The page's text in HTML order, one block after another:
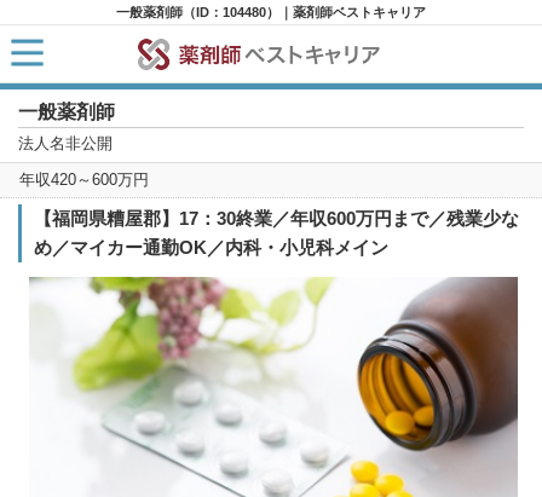
一般薬剤師（ID：104480）｜薬剤師ベストキャリア
一般薬剤師
法人名非公開
年収420～600万円
【福岡県糟屋郡】17：30終業／年収600万円まで／残業少な
め／マイカー通勤OK／内科・小児科メイン
HOME
求人検索
新着求人
求人ランキング
キャリアアドバイザー紹介
コラム
転職支援サービスに申し込む